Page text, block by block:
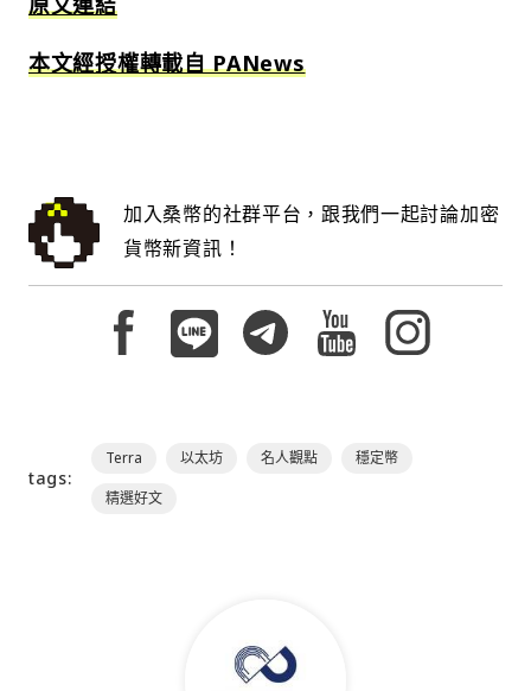
本文經授權轉載自 PANews
加入桑幣的社群平台，跟我們一起討論加密
貨幣新資訊！
tags:
Terra 以太坊 名人觀點
穩定幣
精選好文